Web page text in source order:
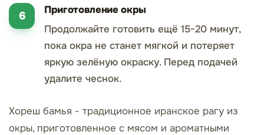
Приготовление окры
Продолжайте готовить ещё 15-20 минут,
пока окра не станет мягкой и потеряет
яркую зелёную окраску. Перед подачей
удалите чеснок.
Хореш бамья - традиционное иранское рагу из
окры, приготовленное с мясом и ароматными